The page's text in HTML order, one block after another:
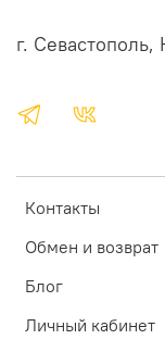
Контакты
Обмен и возврат
Блог
Личный кабинет
г.